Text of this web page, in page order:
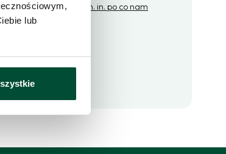
lub
i dowiedz się więcej m. in. po co nam
prawa.